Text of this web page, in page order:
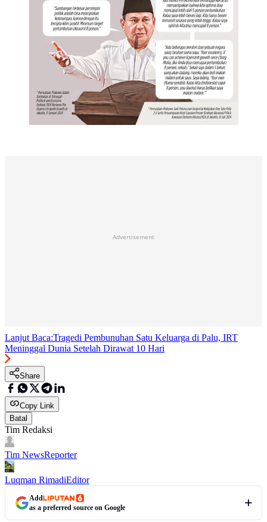
Advertisement
Lanjut Baca:Tragedi Pembunuhan Satu Keluarga di Palu, IRT
Meninggal Dunia Setelah Dirawat 10 Hari
Share
Copy Link
Batal
Tim Redaksi
Tim NewsReporter
Luqman RimadiEditor
Add
as a preferred source on Google